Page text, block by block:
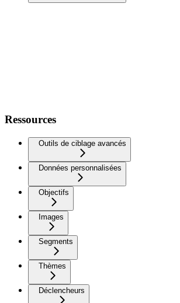
Ressources
Outils de ciblage avancés
Données personnalisées
Objectifs
Images
Segments
Thèmes
Déclencheurs